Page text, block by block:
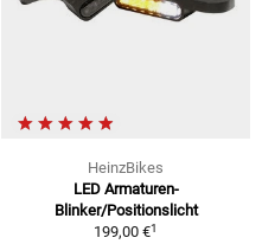
HeinzBikes
LED Armaturen-
Blinker/Positionslicht
199,00 €1